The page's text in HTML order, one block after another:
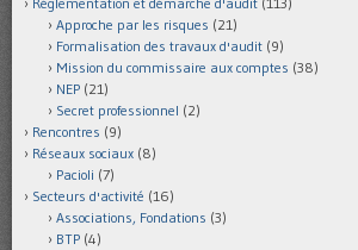
Approche par les risques (21)
Formalisation des travaux d'audit (9)
Mission du commissaire aux comptes (38)
NEP (21)
Secret professionnel (2)
Rencontres (9)
Réseaux sociaux (8)
Pacioli (7)
Secteurs d'activité (16)
Associations, Fondations (3)
BTP (4)